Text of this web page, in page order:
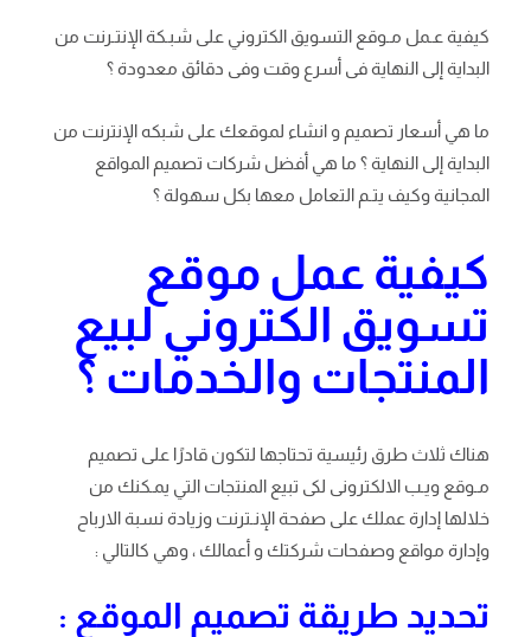
كيفية عـمل مـوقع التسويق الكتروني على شبـكة الإنتـرنت من
البداية إلى النهاية فى أسرع وقت وفى دقائق معدودة ؟
ما هي أسعار تصميم و انشاء لموقعك على شبكه الإنترنت من
البداية إلى النهاية ؟ ما هي أفضل شركات تصميم المواقع
المجانية وكيف يتـم التعامل معها بكل سهولة ؟
كيفية عمل موقع
تسويق الكتروني لبيع
المنتجات والخدمات ؟
هناك ثلاث طرق رئيسية تحتاجها لتكون قادرًا على تصميم
مـوقع ويـب الالكترونى لكى تبيع المنتجات التي يمـكنك من
خلالها إدارة عملك على صفحة الإنـترنت وزيادة نسبة الارباح
وإدارة مواقع وصفحات شركتك و أعمالك ، وهي كالتالي :
تحديد طريقة تصميم الموقع :